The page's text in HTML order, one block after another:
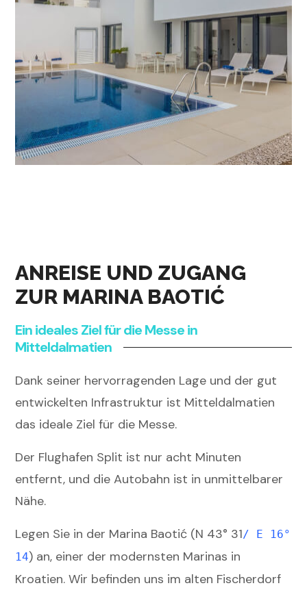
Ein ideales Ziel für die Messe in
Mitteldalmatien
ANREISE UND ZUGANG
ZUR MARINA BAOTIĆ
Dank seiner hervorragenden Lage und der gut
entwickelten Infrastruktur ist Mitteldalmatien
das ideale Ziel für die Messe.
Der Flughafen Split ist nur acht Minuten
entfernt, und die Autobahn ist in unmittelbarer
Nähe.
Legen Sie in der Marina Baotić (N 43° 31/ E 16°
14) an, einer der modernsten Marinas in
Kroatien. Wir befinden uns im alten Fischerdorf